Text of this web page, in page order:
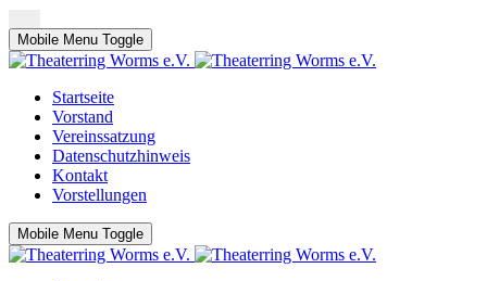
Mobile Menu Toggle
Startseite
Vorstand
Vereinssatzung
Datenschutzhinweis
Kontakt
Vorstellungen
Mobile Menu Toggle